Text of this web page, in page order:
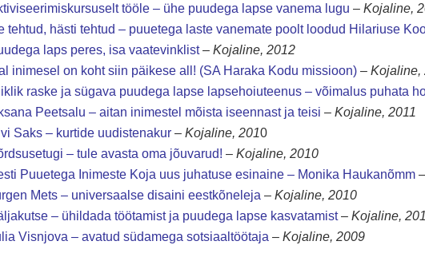
tööle – ühe puudega lapse vanema lugu – Kojaline,
tehtud, hästi tehtud – puuetega laste vanemate poolt loodud Hilariuse
laps peres, isa vaatevinklist– Kojaline, 2012
inimesel on koht siin päikese all! (SA Haraka Kodu missioon)– Kojaline,
raske ja sügava puudega lapse lapsehoiuteenus – võimalus puhata
Peetsalu – aitan inimestel mõista iseennast ja teisi – Kojaline, 2011
Saks – kurtide uudistenakur– Kojaline, 2010
– tule avasta oma jõuvarud! – Kojaline, 2010
Puuetega Inimeste Koja uus juhatuse esinaine – Monika Haukanõmm–
Mets – universaalse disaini eestkõneleja – Kojaline, 2010
– ühildada töötamist ja puudega lapse kasvatamist– Kojaline,
Visnjova – avatud südamega sotsiaaltöötaja – Kojaline, 2009